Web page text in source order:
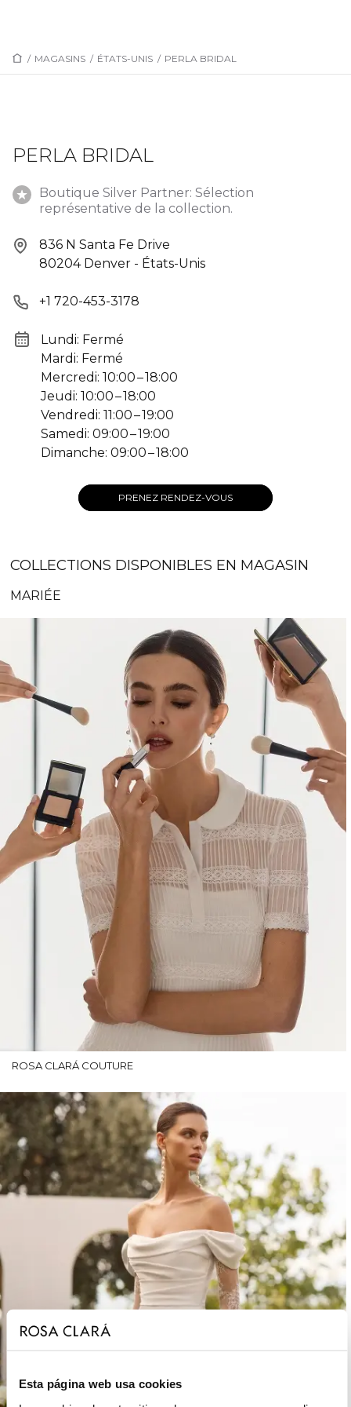
Esta página web usa cookies
/ MAGASINS / ÉTATS-UNIS / PERLA BRIDAL
PERLA BRIDAL
Boutique Silver Partner: Sélection
représentative de la collection.
836 N Santa Fe Drive
80204 Denver - États-Unis
+1 720-453-3178
Lundi: Fermé
Mardi: Fermé
Mercredi: 10:00 – 18:00
Jeudi: 10:00 – 18:00
Vendredi: 11:00 – 19:00
Samedi: 09:00 – 19:00
Dimanche: 09:00 – 18:00
PRENEZ RENDEZ-VOUS
COLLECTIONS DISPONIBLES EN MAGASIN
MARIÉE
ROSA CLARÁ COUTURE